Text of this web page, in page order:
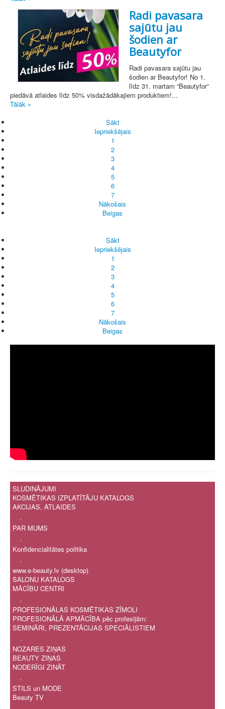
Radi pavasara
sajūtu jau
šodien ar
Beautyfor
Radi pavasara sajūtu jau
šodien ar Beautyfor! No 1.
līdz 31. martam “Beautyfor”
piedāvā atlaides līdz 50% visdažādākajiem produktiem!...
Tālāk »
Sākt
Iepriekšējais
1
2
3
4
5
6
7
Nākošais
Beigas
Sākt
Iepriekšējais
1
2
3
4
5
6
7
Nākošais
Beigas
SLUDINĀJUMI
KOSMĒTIKAS IZPLATĪTĀJU KATALOGS
AKCIJAS, ATLAIDES
.
PAR MUMS
.
Konfidencialitātes politika
.
www.e-beauty.lv (desktop)
SALONU KATALOGS
MĀCĪBU CENTRI
.
PROFESIONĀLAS KOSMĒTIKAS ZĪMOLI
PROFESIONĀLĀ APMĀCĪBA pēc profesijām:
SEMINĀRI, PREZENTĀCIJAS SPECIĀLISTIEM
.
NOZARES ZIŅAS
BEAUTY ZIŅAS
NODERĪGI ZINĀT
.
STILS un MODE
Beauty TV